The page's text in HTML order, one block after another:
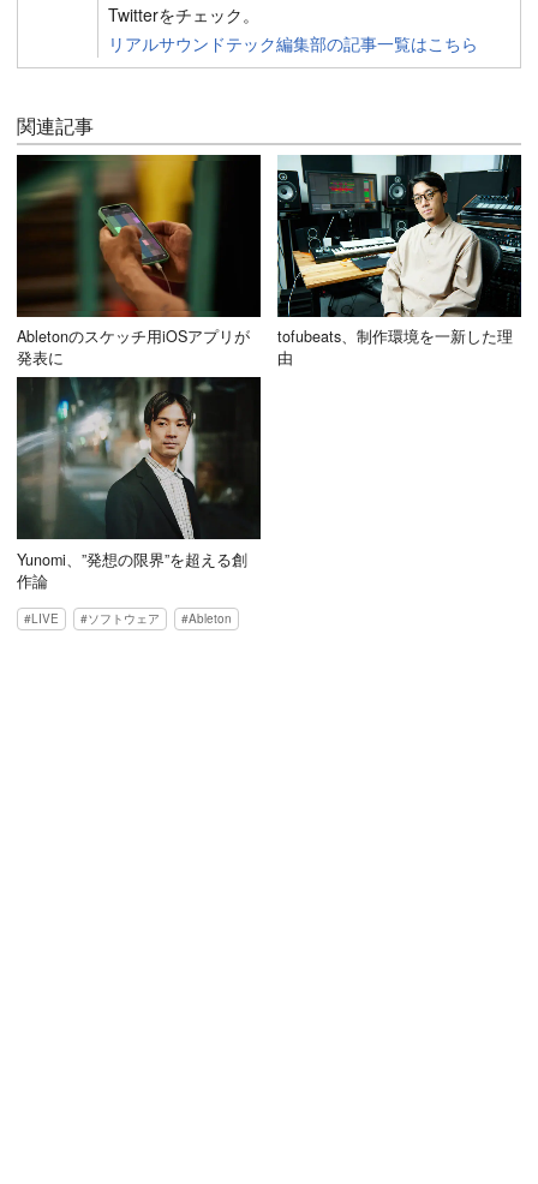
Twitterをチェック。
リアルサウンドテック編集部の記事一覧はこちら
関連記事
Abletonのスケッチ用iOSアプリが
発表に
tofubeats、制作環境を一新した理
由
Yunomi、”発想の限界”を超える創
作論
LIVE ソフトウェア Ableton